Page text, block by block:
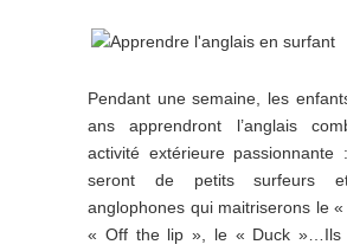
Pendant une semaine, les
ans apprendront l’anglais
activité extérieure
seront de petits surfeurs
anglophones qui maitriserons le
« Off the lip », le « Duck »…Ils